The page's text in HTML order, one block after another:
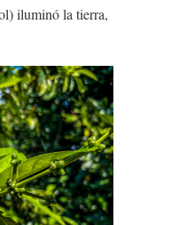
iluminó la tierra,